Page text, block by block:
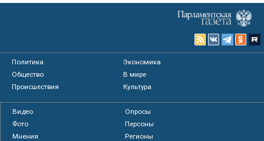
Политика
Экономика
Общество
В мире
Происшествия
Культура
Видео
Опросы
Фото
Персоны
Мнения
Регионы